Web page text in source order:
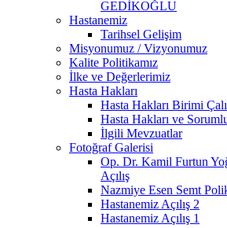
GEDİKOĞLU
Hastanemiz
Tarihsel Gelişim
Misyonumuz / Vizyonumuz
Kalite Politikamız
İlke ve Değerlerimiz
Hasta Hakları
Hasta Hakları Birimi
Hasta Hakları ve
İlgili Mevzuatlar
Fotoğraf Galerisi
Op. Dr. Kamil Furtun
Açılış
Nazmiye Esen Semt
Hastanemiz Açılış 2
Hastanemiz Açılış 1